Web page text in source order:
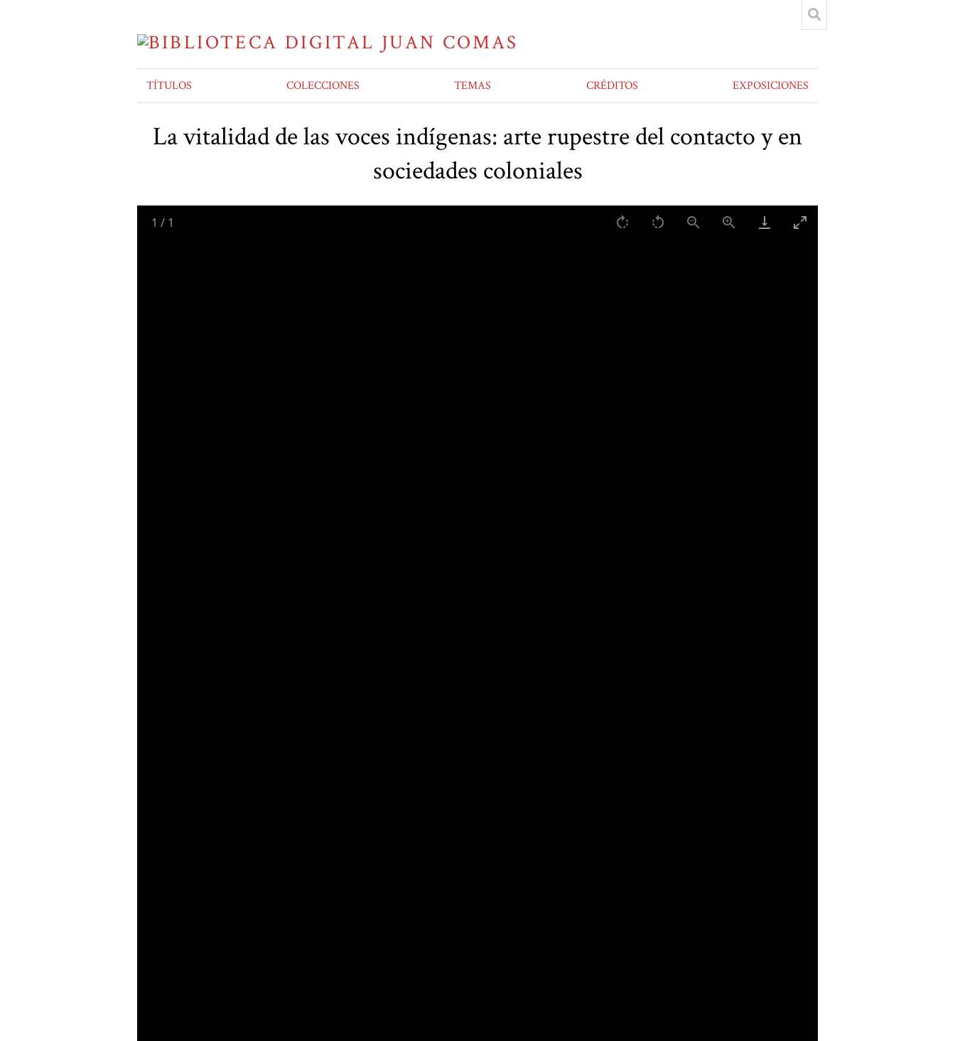
TÍTULOS COLECCIONES TEMAS CRÉDITOS EXPOSICIONES
La vitalidad de las voces indígenas: arte rupestre del contacto y en
sociedades coloniales
1 / 1